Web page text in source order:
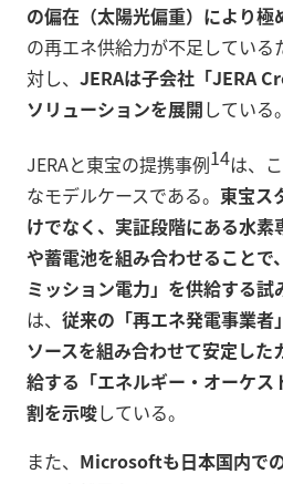
の偏在（太陽光偏重）により極
の再エネ供給力が不足してい
対し、 JERAは子会社「JERA
ソリューションを展開している。
JERAと東宝の提携事例14は、
なモデルケースである。 東宝ス
けでなく、実証段階にある水
や蓄電池を組み合わせることで
ミッション電力」を供給する試
は、 従来の「再エネ発電事業者
ソースを組み合わせて安定し
給する「エネルギー・オーケ
割を示唆している。
また、 Microsoftも日本国内で